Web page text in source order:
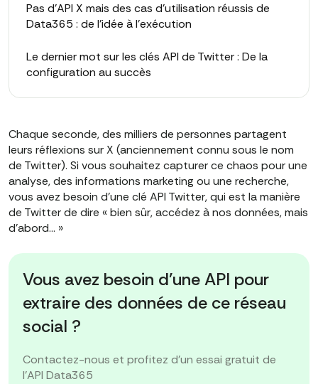
Pas d'API X mais des cas d'utilisation réussis de
Data365 : de l'idée à l'exécution
Le dernier mot sur les clés API de Twitter : De la
configuration au succès
Chaque seconde, des milliers de personnes partagent
leurs réflexions sur X (anciennement connu sous le nom
de Twitter). Si vous souhaitez capturer ce chaos pour une
analyse, des informations marketing ou une recherche,
vous avez besoin d'une clé API Twitter, qui est la manière
de Twitter de dire « bien sûr, accédez à nos données, mais
d'abord… »
Vous avez besoin d'une API pour
extraire des données de ce réseau
social ?
Contactez-nous et profitez d'un essai gratuit de
l'API Data365